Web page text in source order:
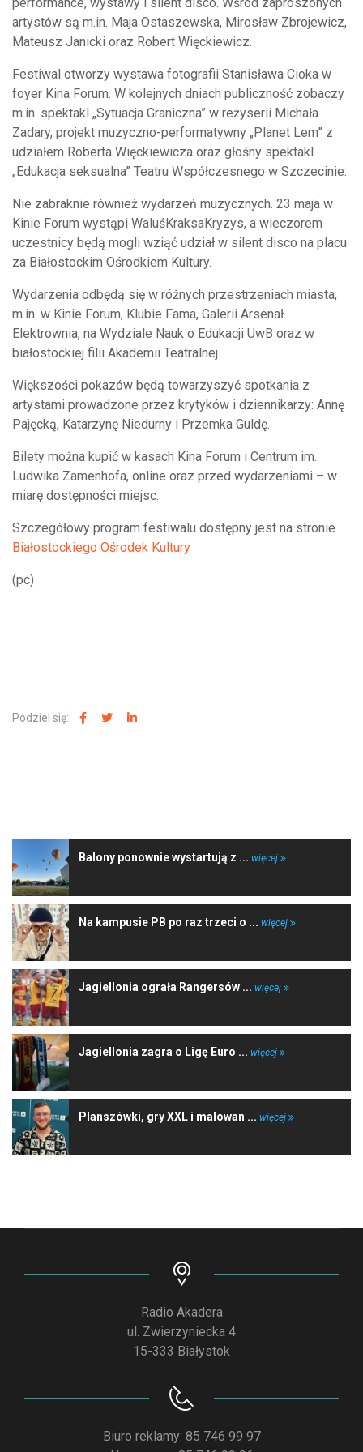
artystów są m.in. Maja Ostaszewska, Mirosław Zbrojewicz,
Mateusz Janicki oraz Robert Więckiewicz.
Festiwal otworzy wystawa fotografii Stanisława Cioka w
foyer Kina Forum. W kolejnych dniach publiczność zobaczy
m.in. spektakl „Sytuacja Graniczna” w reżyserii Michała
Zadary, projekt muzyczno-performatywny „Planet Lem” z
udziałem Roberta Więckiewicza oraz głośny spektakl
„Edukacja seksualna” Teatru Współczesnego w Szczecinie.
Nie zabraknie również wydarzeń muzycznych. 23 maja w
Kinie Forum wystąpi WaluśKraksaKryzys, a wieczorem
uczestnicy będą mogli wziąć udział w silent disco na placu
za Białostockim Ośrodkiem Kultury.
Wydarzenia odbędą się w różnych przestrzeniach miasta,
m.in. w Kinie Forum, Klubie Fama, Galerii Arsenał
Elektrownia, na Wydziale Nauk o Edukacji UwB oraz w
białostockiej filii Akademii Teatralnej.
Większości pokazów będą towarzyszyć spotkania z
artystami prowadzone przez krytyków i dziennikarzy: Annę
Pajęcką, Katarzynę Niedurny i Przemka Guldę.
Bilety można kupić w kasach Kina Forum i Centrum im.
Ludwika Zamenhofa, online oraz przed wydarzeniami – w
miarę dostępności miejsc.
Szczegółowy program festiwalu dostępny jest na stronie
Białostockiego Ośrodek Kultury
(pc)
Podziel się:
Balony ponownie wystartują z ... więcej
Na kampusie PB po raz trzeci o ... więcej
Jagiellonia ograła Rangersów ... więcej
Jagiellonia zagra o Ligę Euro ... więcej
Planszówki, gry XXL i malowan ... więcej
Radio Akadera
ul. Zwierzyniecka 4
15-333 Białystok
Biuro reklamy: 85 746 99 97